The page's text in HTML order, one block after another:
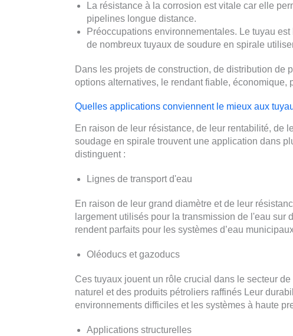
La résistance à la corrosion est vitale car elle
pipelines longue distance.
Préoccupations environnementales. Le tuyau
de nombreux tuyaux de soudure en spirale
Dans les projets de construction, de distribution de
options alternatives, le rendant fiable, économique,
Quelles applications conviennent le mieux aux
En raison de leur résistance, de leur rentabilité, de
soudage en spirale trouvent une application dans
distinguent :
Lignes de transport d'eau
En raison de leur grand diamètre et de leur
largement utilisés pour la transmission de l'eau
rendent parfaits pour les systèmes d’eau
Oléoducs et gazoducs
Ces tuyaux jouent un rôle crucial dans le secteur
naturel et des produits pétroliers raffinés Leur
environnements difficiles et les systèmes à haute
Applications structurelles